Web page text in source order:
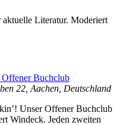
Offener Buchclub
22, Aachen, Deutschland
Unser Offener Buchclub
Windeck. Jeden zweiten